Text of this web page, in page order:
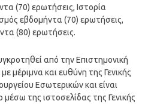
(70) ερωτήσεις, Ιστορία
εβδομήντα (70) ερωτήσεις,
(80) ερωτήσεις.
από την Επιστημονική
μέριμνα και ευθύνη της Γενικής
Εσωτερικών και είναι
της ιστοσελίδας της Γενικής